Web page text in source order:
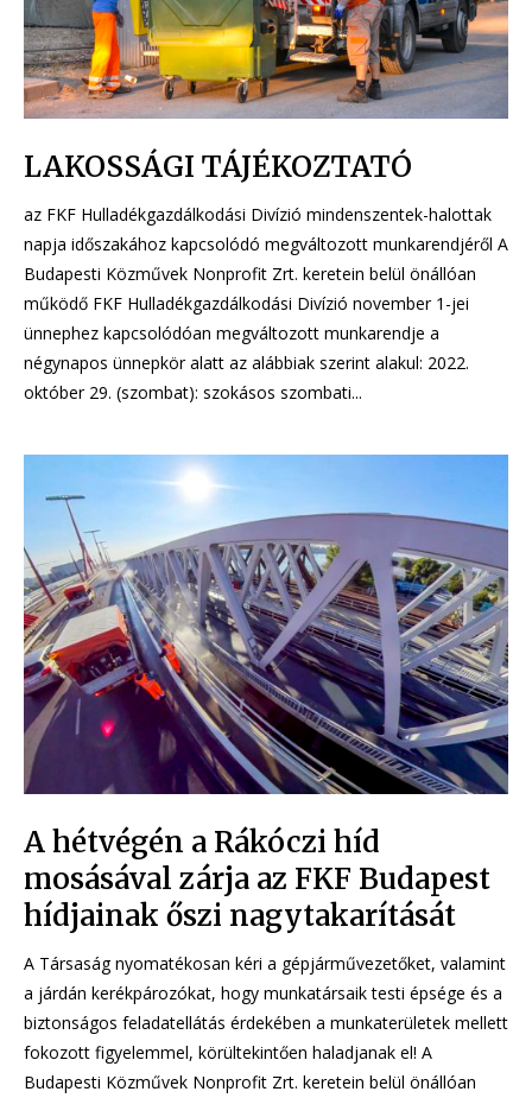
LAKOSSÁGI TÁJÉKOZTATÓ
az FKF Hulladékgazdálkodási Divízió mindenszentek-halottak
napja időszakához kapcsolódó megváltozott munkarendjéről A
Budapesti Közművek Nonprofit Zrt. keretein belül önállóan
működő FKF Hulladékgazdálkodási Divízió november 1-jei
ünnephez kapcsolódóan megváltozott munkarendje a
négynapos ünnepkör alatt az alábbiak szerint alakul: 2022.
október 29. (szombat): szokásos szombati...
A hétvégén a Rákóczi híd
mosásával zárja az FKF Budapest
hídjainak őszi nagytakarítását
A Társaság nyomatékosan kéri a gépjárművezetőket, valamint
a járdán kerékpározókat, hogy munkatársaik testi épsége és a
biztonságos feladatellátás érdekében a munkaterületek mellett
fokozott figyelemmel, körültekintően haladjanak el! A
Budapesti Közművek Nonprofit Zrt. keretein belül önállóan